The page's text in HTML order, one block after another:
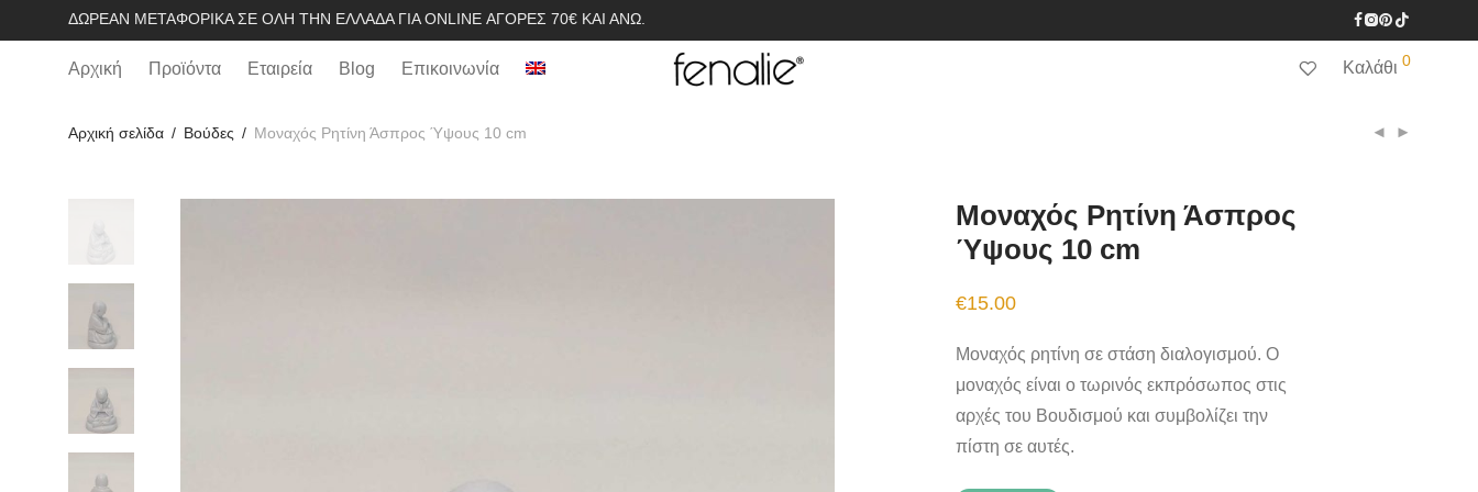
ΔΩΡΕΆΝ ΜΕΤΑΦΟΡΙΚΆ ΣΕ ΌΛΗ ΤΗΝ ΕΛΛΆΔΑ ΓΙΑ ONLINE ΑΓΟΡΈΣ 70€ ΚΑΙ ΆΝΩ.
Αρχική Προϊόντα Εταιρεία Blog Επικοινωνία Καλάθι 0
Αρχική σελίδα / Βούδες / Μοναχός Ρητίνη Άσπρος Ύψους 10 cm
Μοναχός Ρητίνη Άσπρος
Ύψους 10 cm
€15.00
Μοναχός ρητίνη σε στάση διαλογισμού. Ο
μοναχός είναι ο τωρινός εκπρόσωπος στις
αρχές του Βουδισμού και συμβολίζει την
πίστη σε αυτές.